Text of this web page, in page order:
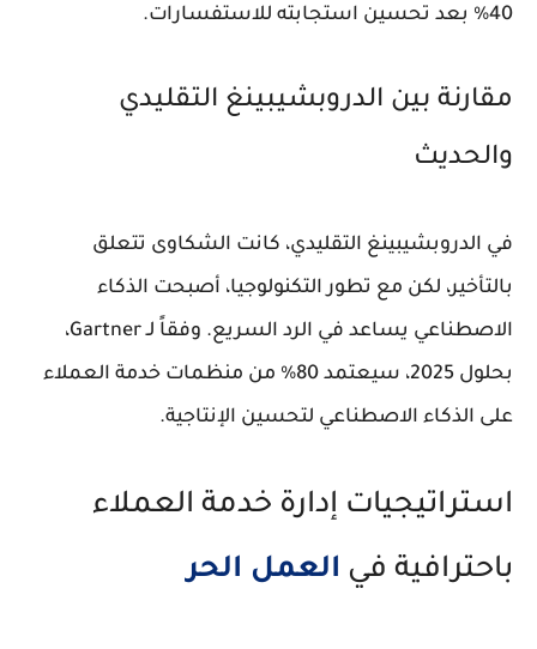
40% بعد تحسين استجابته للاستفسارات.
مقارنة بين الدروبشيبينغ التقليدي
والحديث
في الدروبشيبينغ التقليدي، كانت الشكاوى تتعلق
بالتأخير، لكن مع تطور التكنولوجيا، أصبحت الذكاء
الاصطناعي يساعد في الرد السريع. وفقاً لـ Gartner،
بحلول 2025، سيعتمد 80% من منظمات خدمة العملاء
على الذكاء الاصطناعي لتحسين الإنتاجية.
استراتيجيات إدارة خدمة العملاء
باحترافية في العمل الحر